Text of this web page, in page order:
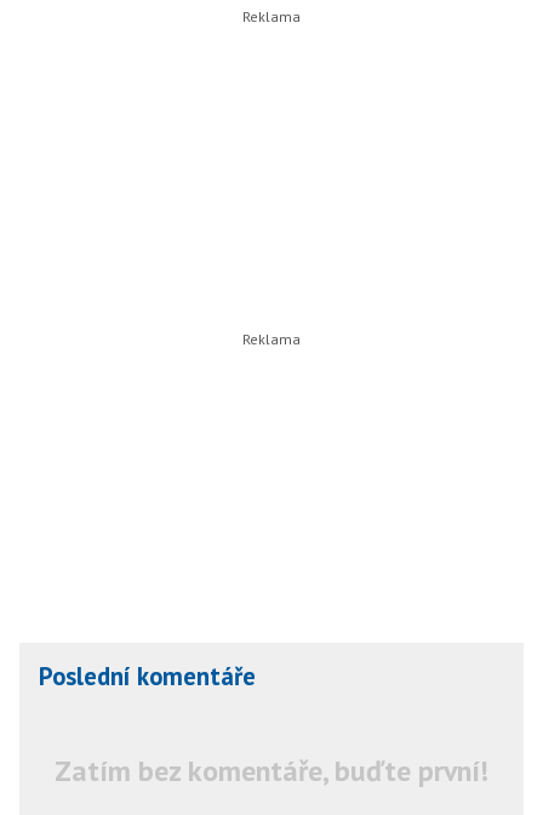
Poslední komentáře
Zatím bez komentáře, buďte první!